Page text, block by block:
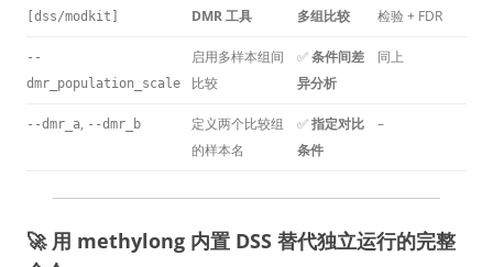
[dss/modkit]
DMR 工具
多组比较
检验 + FDR
--
dmr_population_scale
启用多样本组间
比较
✅条件间差
异分析
同上
--dmr_a, --dmr_b
定义两个比较组
的样本名
✅指定对比
条件
–
🚀 用 methylong 内置 DSS 替代独立运行的完整